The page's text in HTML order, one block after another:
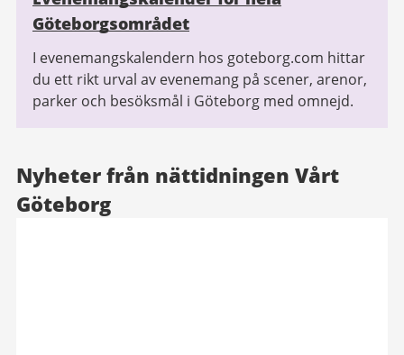
Göteborgsområdet
I evenemangskalendern hos goteborg.com hittar
du ett rikt urval av evenemang på scener, arenor,
parker och besöksmål i Göteborg med omnejd.
Nyheter från nättidningen Vårt
Göteborg